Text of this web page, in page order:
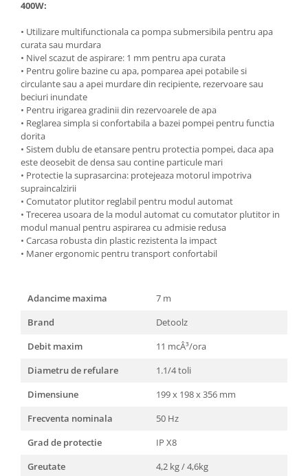
Unelte Gradinarit
Ventilatoare & Sisteme Racire
Aparate de aer conditionat
Ventilatoare
Zootehnie
Foarfeci tuns oi
Incubatoare oua
400W:
• Utilizare multifunctionala ca pompa submersibila pentru apa
curata sau murdara
• Nivel scazut de aspirare: 1 mm pentru apa curata
• Pentru golire bazine cu apa, pomparea apei potabile si
circulante sau a apei murdare din recipiente, rezervoare sau
beciuri inundate
• Pentru irigarea gradinii din rezervoarele de apa
• ​Reglarea simpla si confortabila a bazei pompei pentru functia
dorita
• Sistem dublu de etansare pentru protectia pompei, daca apa
este deosebit de densa sau contine particule mari
• Protectie la suprasarcina: protejeaza motorul impotriva
supraincalzirii
• Comutator plutitor reglabil pentru modul automat
• Trecerea usoara de la modul automat cu comutator plutitor in
modul manual pentru aspirarea cu admisie redusa
• Carcasa robusta din plastic rezistenta la impact
• Maner ergonomic pentru transport confortabil
Adancime maxima
7 m
Brand
Detoolz
Debit maxim
11 mcÂ³/ora
Diametru de refulare
1.1/4 toli
Dimensiune
199 x 198 x 356 mm
Frecventa nominala
50 Hz
Grad de protectie
IP X8
Greutate
4,2 kg / 4,6kg